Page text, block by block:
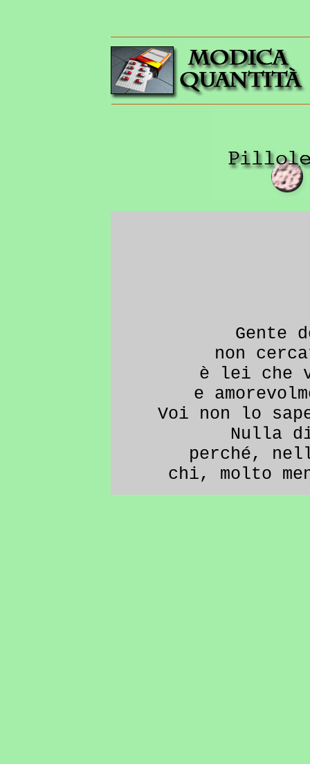
Gente
non
è lei che
e
Voi non lo
Nulla
perché,
chi, molto